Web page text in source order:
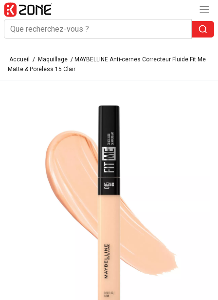
Accueil / Maquillage / MAYBELLINE Anti-cernes Correcteur Fluide Fit Me
Matte & Poreless 15 Clair